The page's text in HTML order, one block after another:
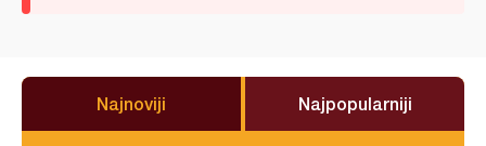
Najnoviji Najpopularniji